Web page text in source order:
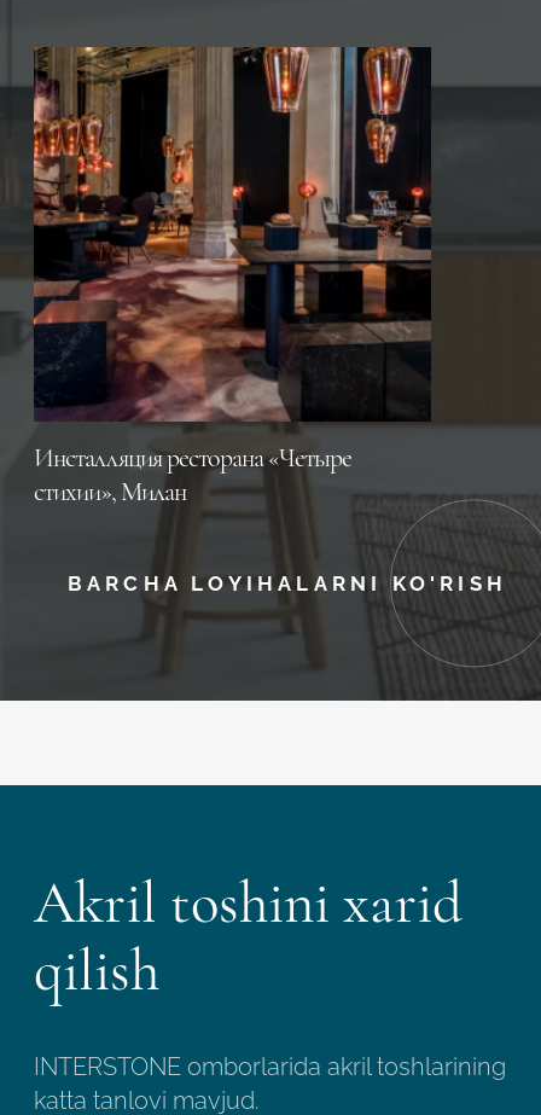
Инсталляция ресторана «Четыре
стихии», Милан
BARCHA LOYIHALARNI KO'RISH
Akril toshini xarid
qilish
INTERSTONE omborlarida akril toshlarining
katta tanlovi mavjud.